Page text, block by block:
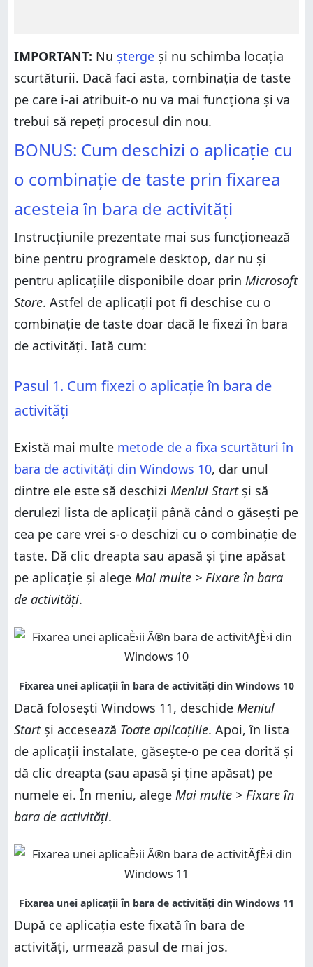
IMPORTANT: Nu șterge și nu schimba locația
scurtăturii. Dacă faci asta, combinația de taste
pe care i-ai atribuit-o nu va mai funcționa și va
trebui să repeți procesul din nou.
BONUS: Cum deschizi o aplicație cu
o combinație de taste prin fixarea
acesteia în bara de activități
Instrucțiunile prezentate mai sus funcționează
bine pentru programele desktop, dar nu și
pentru aplicațiile disponibile doar prin Microsoft
Store. Astfel de aplicații pot fi deschise cu o
combinație de taste doar dacă le fixezi în bara
de activități. Iată cum:
Pasul 1. Cum fixezi o aplicație în bara de
activități
Există mai multe metode de a fixa scurtături în
bara de activități din Windows 10, dar unul
dintre ele este să deschizi Meniul Startși să
derulezi lista de aplicații până când o găsești pe
cea pe care vrei s-o deschizi cu o combinație de
taste. Dă clic dreapta sau apasă și ține apăsat
pe aplicație și alege Mai multe > Fixare în bara
de activități.
Dacă folosești Windows 11, deschide Meniul
Start și accesează Toate aplicațiile. Apoi, în lista
de aplicații instalate, găsește-o pe cea dorită și
dă clic dreapta (sau apasă și ține apăsat) pe
numele ei. În meniu, alege Mai multe > Fixare în
bara de activități.
După ce aplicația este fixată în bara de
activități, urmează pasul de mai jos.